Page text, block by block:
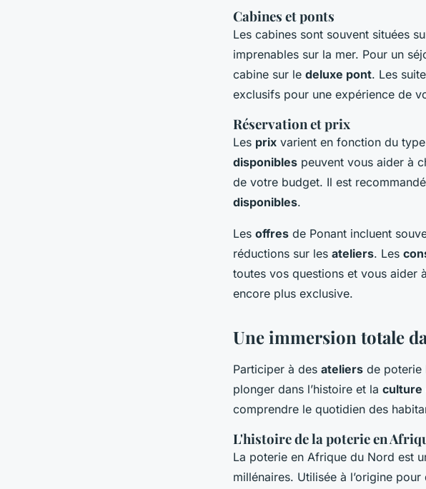
Cabines et ponts
Les cabines sont souvent situées
imprenables sur la mer. Pour un
cabine sur le deluxe pont. Les
exclusifs pour une expérience de
Réservation et prix
Les prix varient en fonction du
disponibles peuvent vous aider à
de votre budget. Il est
disponibles.
Les offres de Ponant incluent
réductions sur les ateliers. Les
toutes vos questions et vous aider à
encore plus exclusive.
Une immersion totale
Participer à des ateliers de poterie
plonger dans l’histoire et la culture
comprendre le quotidien des
L'histoire de la poterie en
La poterie en Afrique du Nord est
millénaires. Utilisée à l’origine